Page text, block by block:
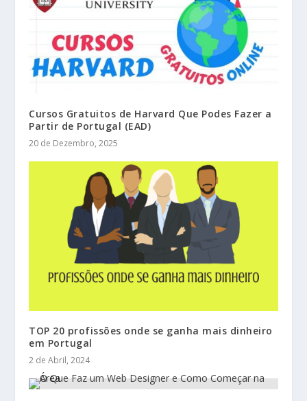
Cursos Gratuitos de Harvard Que Podes Fazer a
Partir de Portugal (EAD)
20 de Dezembro, 2025
TOP 20 profissões onde se ganha mais dinheiro
em Portugal
2 de Abril, 2024